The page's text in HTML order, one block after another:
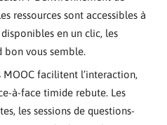
ressources sont accessibles à
en un clic, les
bon vous semble.
MOOC facilitent l’interaction,
à-face timide rebute. Les
les sessions de questions-